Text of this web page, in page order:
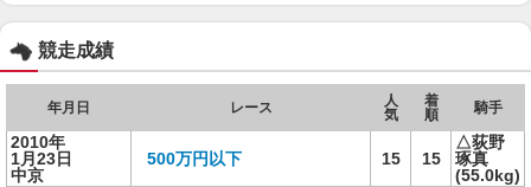
競走成績
年月日 レース
人
気
着
順
騎手
2010年
1月23日
中京
500万円以下 15 15
△荻野
琢真
(55.0kg)